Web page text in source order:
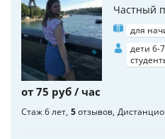
Частный
для
дети 6-
от 75 руб / час
Стаж 6 лет 5отзывов